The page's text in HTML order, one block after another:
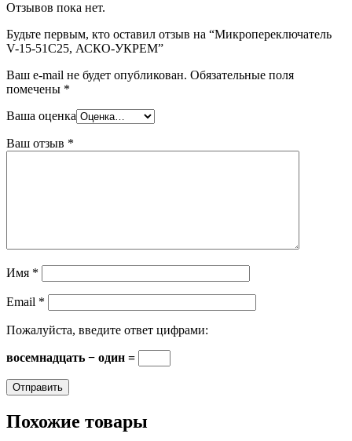
Отзывов пока нет.
Будьте первым, кто оставил отзыв на “Микропереключатель
V-15-51C25, АСКО-УКРЕМ”
Ваш e-mail не будет опубликован. Обязательные поля
помечены *
Ваша оценка
Ваш отзыв *
Имя *
Email *
Пожалуйста, введите ответ цифрами:
восемнадцать − один =
Похожие товары